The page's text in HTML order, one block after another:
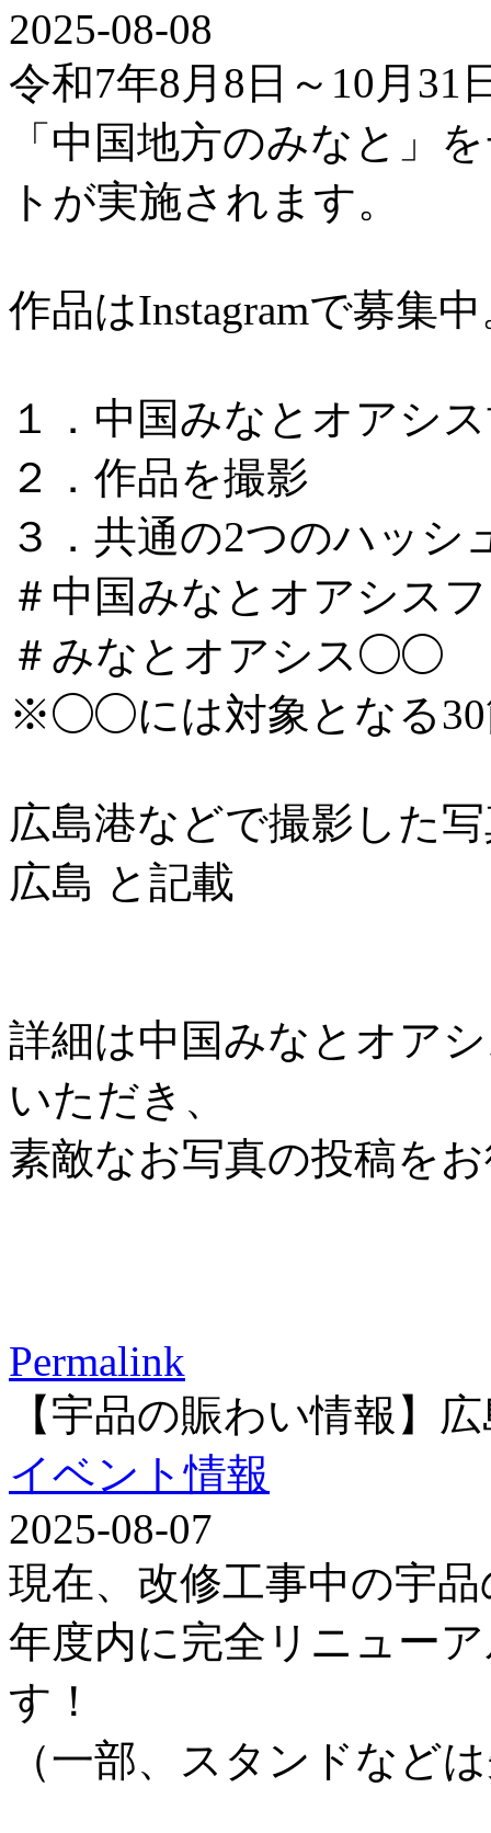
2025-08-08
令和7年8月8日～10月31
「中国地方のみなと」
トが実施されます。
作品はInstagramで募集
１．中国みなとオアシ
２．作品を撮影
３．共通の2つのハッシ
＃中国みなとオアシス
＃みなとオアシス◯◯
※◯◯には対象となる30
広島港などで撮影した
広島 と記載
詳細は中国みなとオア
いただき、
素敵なお写真の投稿を
Permalink
【宇品の賑わい情報】
イベント情報
2025-08-07
現在、改修工事中の宇
年度内に完全リニュー
す！
（一部、スタンドなど